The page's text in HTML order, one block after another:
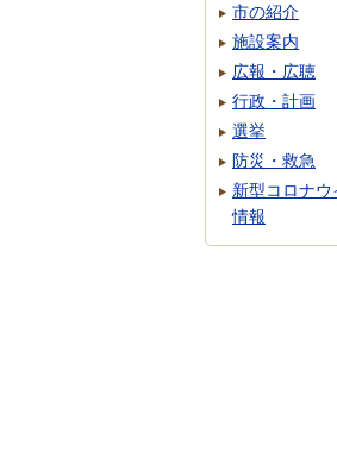
市の紹介
施設案内
広報・広聴
行政・計画
選挙
防災・救急
新型コロナ
情報